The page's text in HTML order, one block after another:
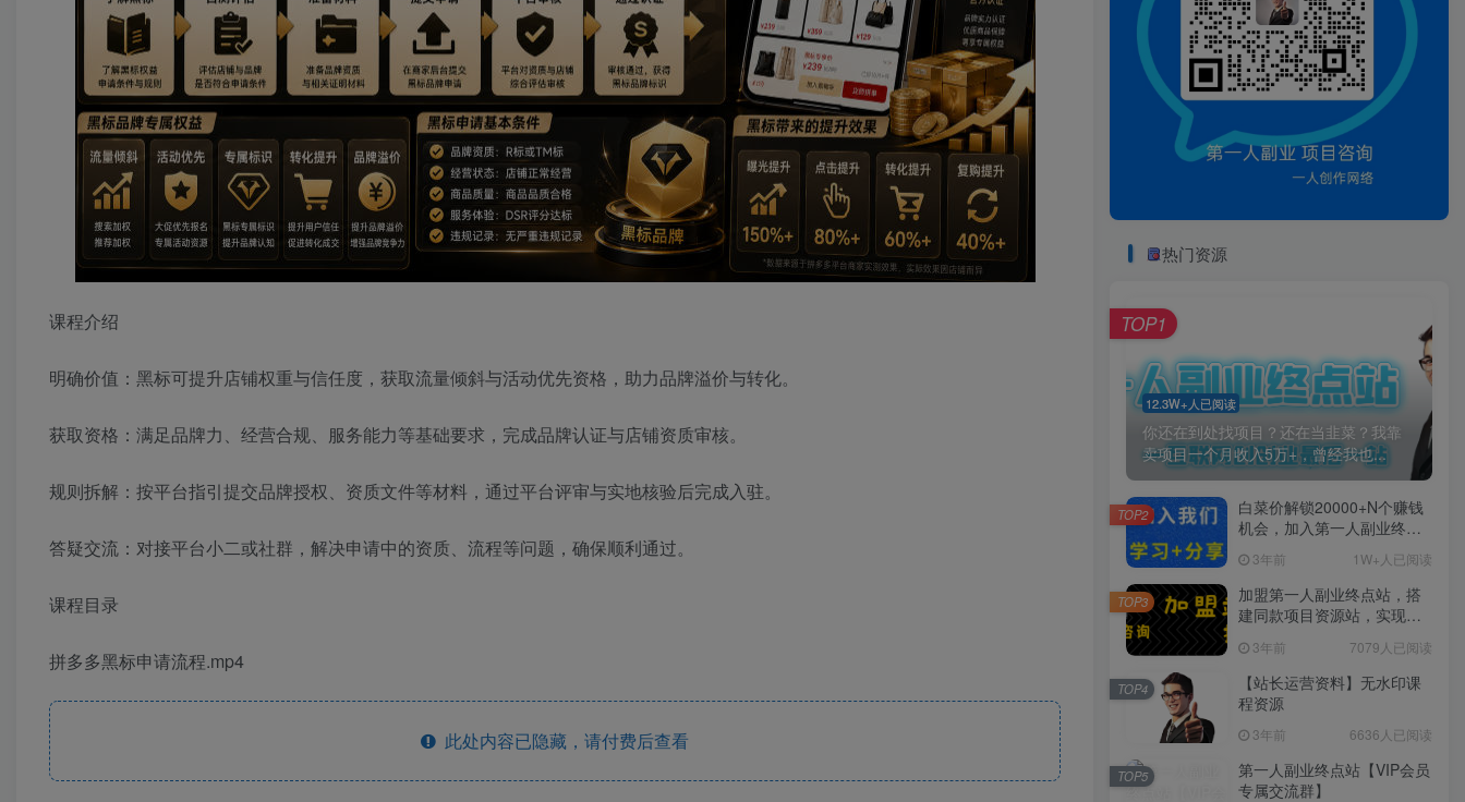
课程介绍
明确价值：黑标可提升店铺权重与信任度，获取流量倾斜与活动优先资格，助力品牌溢价与转化。
获取资格：满足品牌力、经营合规、服务能力等基础要求，完成品牌认证与店铺资质审核。
规则拆解：按平台指引提交品牌授权、资质文件等材料，通过平台评审与实地核验后完成入驻。
答疑交流：对接平台小二或社群，解决申请中的资质、流程等问题，确保顺利通过。
课程目录
拼多多黑标申请流程.mp4
此处内容已隐藏，请付费后查看
热门资源
12.3W+人已阅读
你还在到处找项目？还在当韭菜？我靠
卖项目一个月收入5万+，曾经我也...
TOP1
白菜价解锁20000+N个赚钱
机会，加入第一人副业终点
习。3年前 1W+人已阅读
TOP2
加盟第一人副业终点站，搭
建同款项目资源站，实现日
3年前 7079人已阅读
TOP3
【站长运营资料】无水印课
程资源
3年前 6636人已阅读
TOP4
第一人副业终点站【VIP会员
专属交流群】
TOP5